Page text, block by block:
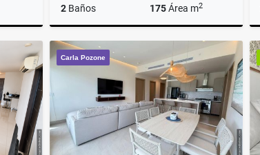
Alquiler
US$775
2Baños 175Área m2
Alquiler
US$900
Carla Pozone